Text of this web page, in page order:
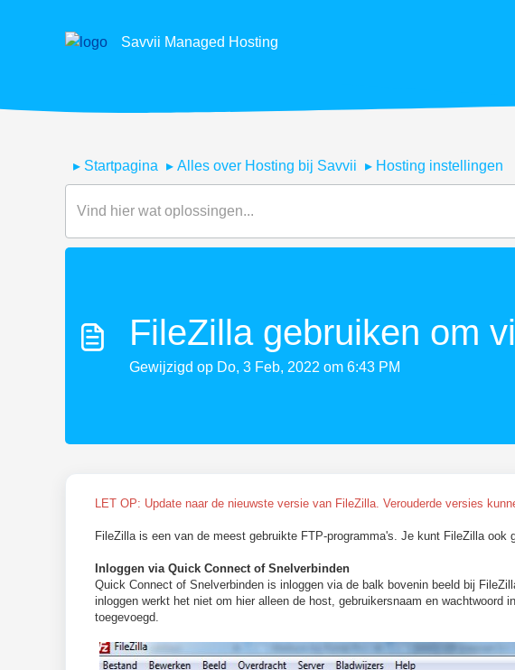
Savvii Managed Hosting
Startpagina Alles over Hosting bij Savvii Hosting instellingen
FileZilla gebruiken om
Gewijzigd op Do, 3 Feb, 2022 om 6:43 PM
LET OP: Update naar de nieuwste versie van FileZilla. Verouderde versies
FileZilla is een van de meest gebruikte FTP-programma's. Je kunt FileZilla ook
Inloggen via Quick Connect of Snelverbinden
Quick Connect of Snelverbinden is inloggen via de balk bovenin beeld bij
inloggen werkt het niet om hier alleen de host, gebruikersnaam en wachtwoord
toegevoegd.